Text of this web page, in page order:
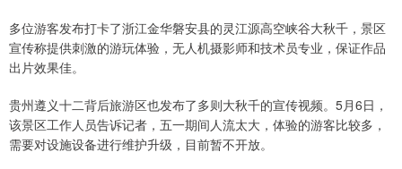
多位游客发布打卡了浙江金华磐安县的灵江源高空峡谷大秋千，景区
宣传称提供刺激的游玩体验，无人机摄影师和技术员专业，保证作品
出片效果佳。
贵州遵义十二背后旅游区也发布了多则大秋千的宣传视频。5月6日，
该景区工作人员告诉记者，五一期间人流太大，体验的游客比较多，
需要对设施设备进行维护升级，目前暂不开放。